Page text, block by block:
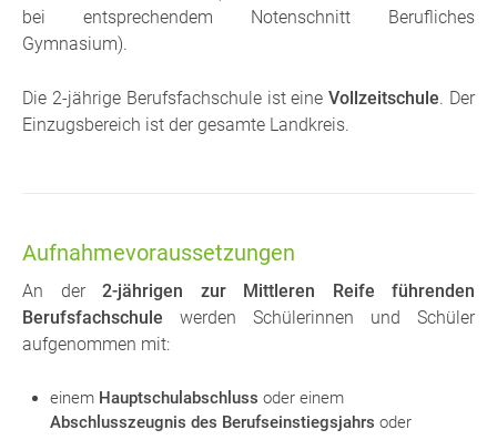
bei entsprechendem Notenschnitt Berufliches
Gymnasium).
Die 2-jährige Berufsfachschule ist eineVollzeitschule. Der
Einzugsbereich ist der gesamte Landkreis.
Aufnahmevoraussetzungen
An der 2-jährigen zur Mittleren Reife führenden
Berufsfachschule werden Schülerinnen und Schüler
aufgenommen mit:
einem Hauptschulabschluss oder einem
Abschlusszeugnis des Berufseinstiegsjahrs oder